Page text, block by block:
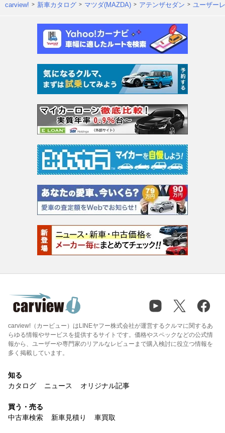
carview! 新車カタログ マツダ(MAZDA) アテンザセダン ユーザー
carview!（カービュー）はLINEヤフー株式会社が運営するクルマに関するあ
らゆる情報やサービスを提供するサイトです。価格やスペックなどの公式情
報から、ユーザーや専門家のリアルなレビューまで購入検討に役立つ情報を
多く掲載しています。
知る
カタログ
ニュース オリジナル記事
買う・売る
中古車検索
新車見積り 車買取